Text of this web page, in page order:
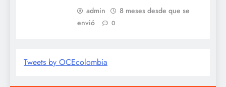
admin
8 meses desde que se
envió
0
Tweets by OCEcolombia